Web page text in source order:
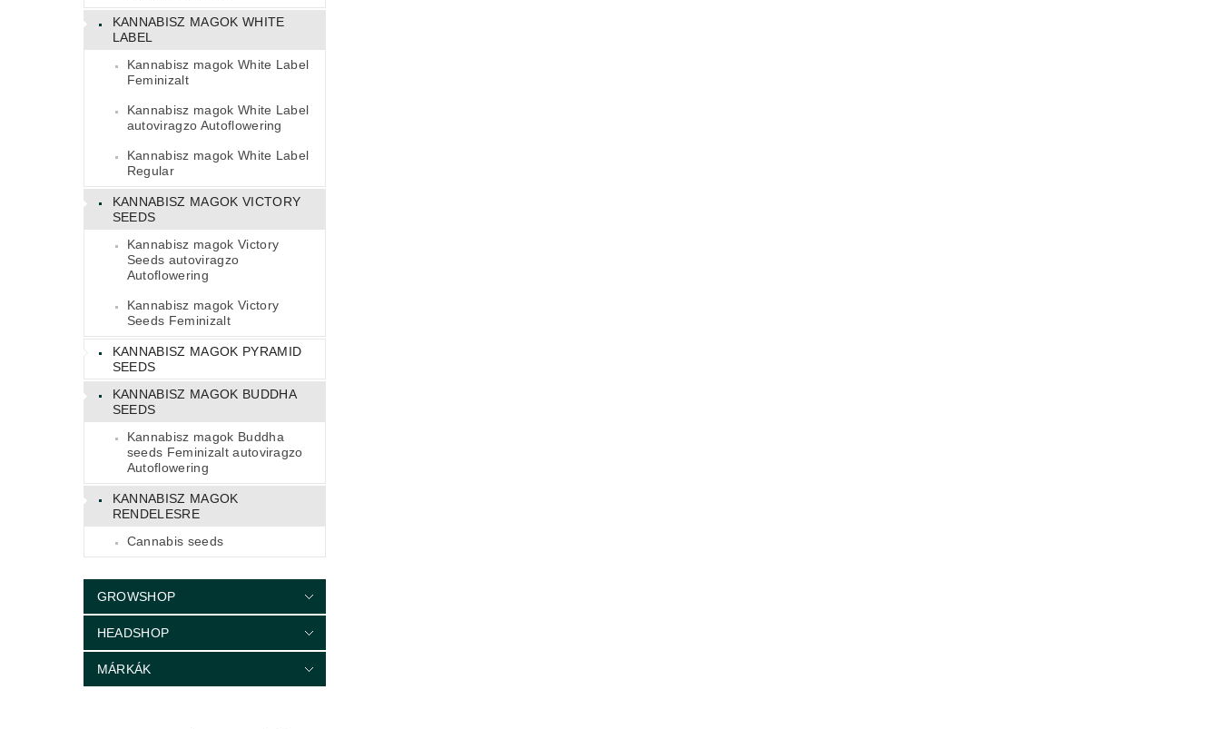
KANNABISZ MAGOK WHITE
LABEL
Kannabisz magok White Label
Feminizalt
Kannabisz magok White Label
autoviragzo Autoflowering
Kannabisz magok White Label
Regular
KANNABISZ MAGOK VICTORY
SEEDS
Kannabisz magok Victory
Seeds autoviragzo
Autoflowering
Kannabisz magok Victory
Seeds Feminizalt
KANNABISZ MAGOK PYRAMID
SEEDS
KANNABISZ MAGOK BUDDHA
SEEDS
Kannabisz magok Buddha
seeds Feminizalt autoviragzo
Autoflowering
KANNABISZ MAGOK
RENDELESRE
Cannabis seeds
GROWSHOP
HEADSHOP
MÁRKÁK